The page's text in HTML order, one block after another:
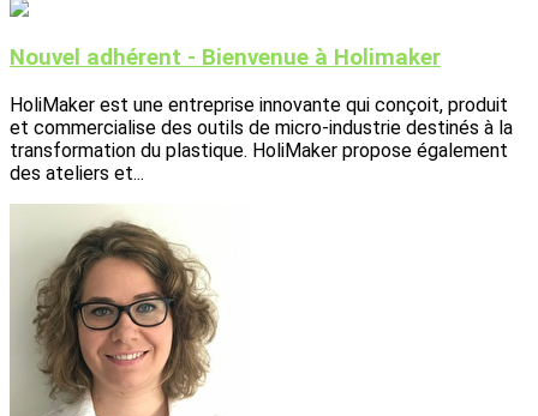
Nouvel adhérent - Bienvenue à Holimaker
HoliMaker est une entreprise innovante qui conçoit, produit
et commercialise des outils de micro-industrie destinés à la
transformation du plastique. HoliMaker propose également
des ateliers et...